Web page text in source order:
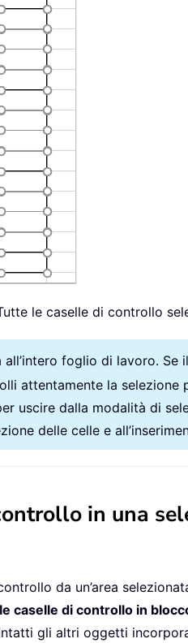
le caselle di controllo
all’intero foglio di lavoro.
attentamente la
uscire dalla modalità di
delle celle e
in una
da un’area
caselle di controllo in
gli altri oggetti